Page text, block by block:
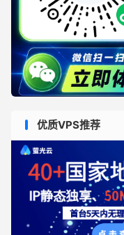
优质VPS推荐